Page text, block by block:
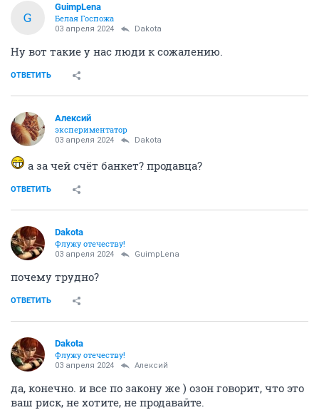
G
GuimpLena
Белая Госпожа
03 апреля 2024 Dаkota
Ну вот такие у нас люди к сожалению.
ОТВЕТИТЬ
Алексий
экспериментатор
03 апреля 2024 Dаkota
а за чей счёт банкет? продавца?
ОТВЕТИТЬ
Dаkota
Флужу отечеству!
03 апреля 2024 GuimpLena
почему трудно?
ОТВЕТИТЬ
Dаkota
Флужу отечеству!
03 апреля 2024 Алексий
да, конечно. и все по закону же ) озон говорит, что это
ваш риск, не хотите, не продавайте.